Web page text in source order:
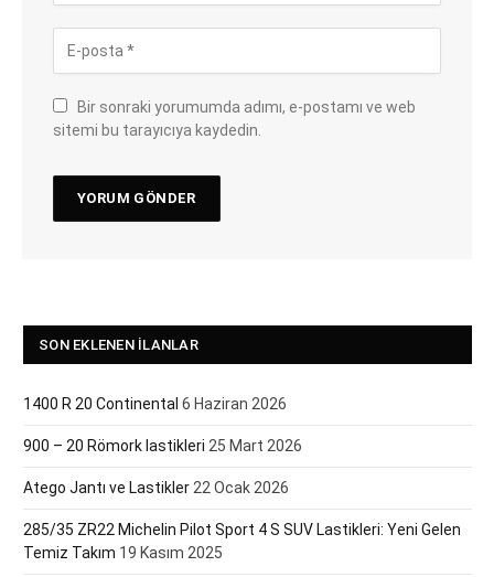
Bir sonraki yorumumda adımı, e-postamı ve web
sitemi bu tarayıcıya kaydedin.
SON EKLENEN İLANLAR
1400 R 20 Continental 6 Haziran 2026
900 – 20 Römork lastikleri 25 Mart 2026
Atego Jantı ve Lastikler 22 Ocak 2026
285/35 ZR22 Michelin Pilot Sport 4 S SUV Lastikleri: Yeni Gelen
Temiz Takım 19 Kasım 2025